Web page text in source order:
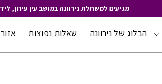
מגיעים למשתלת נירוונה במושב עין
הבלוג של נירוונה שאלות נפוצות